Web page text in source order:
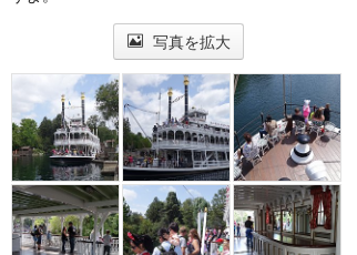
写真を拡大